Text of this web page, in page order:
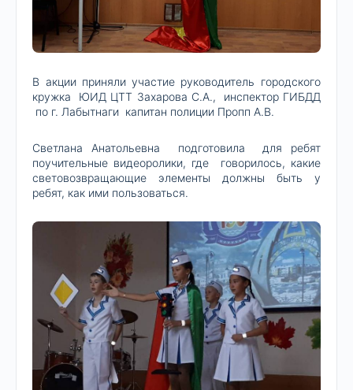
В акции приняли участие руководитель городского
кружка ЮИД ЦТТ Захарова С.А., инспектор ГИБДД
по г. Лабытнаги капитан полиции Пропп А.В.
Светлана Анатольевна подготовила для ребят
поучительные видеоролики, где говорилось, какие
световозвращающие элементы должны быть у
ребят, как ими пользоваться.